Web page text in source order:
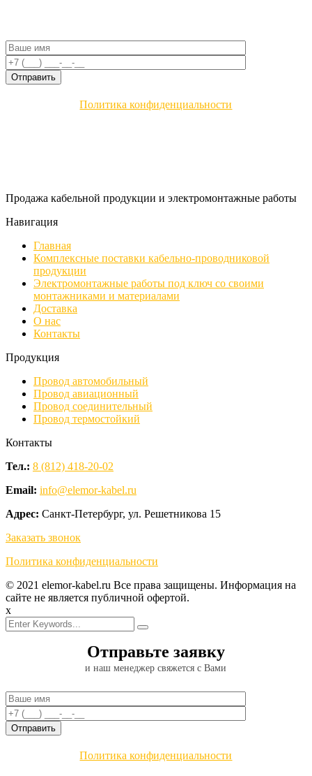
Политика конфиденциальности
Продажа кабельной продукции и электромонтажные работы
Навигация
Главная
Комплексные поставки кабельно-проводниковой
продукции
Электромонтажные работы под ключ со своими
монтажниками и материалами
Доставка
О нас
Контакты
Продукция
Провод автомобильный
Провод авиационный
Провод соединительный
Провод термостойкий
Контакты
Тел.: 8 (812) 418-20-02
Email: info@elemor-kabel.ru
Адрес: Санкт-Петербург, ул. Решетникова 15
Заказать звонок
Политика конфиденциальности
© 2021 elemor-kabel.ru Все права защищены. Информация на
сайте не является публичной офертой.
x
Отправьте заявку
и наш менеджер свяжется с Вами
Политика конфиденциальности